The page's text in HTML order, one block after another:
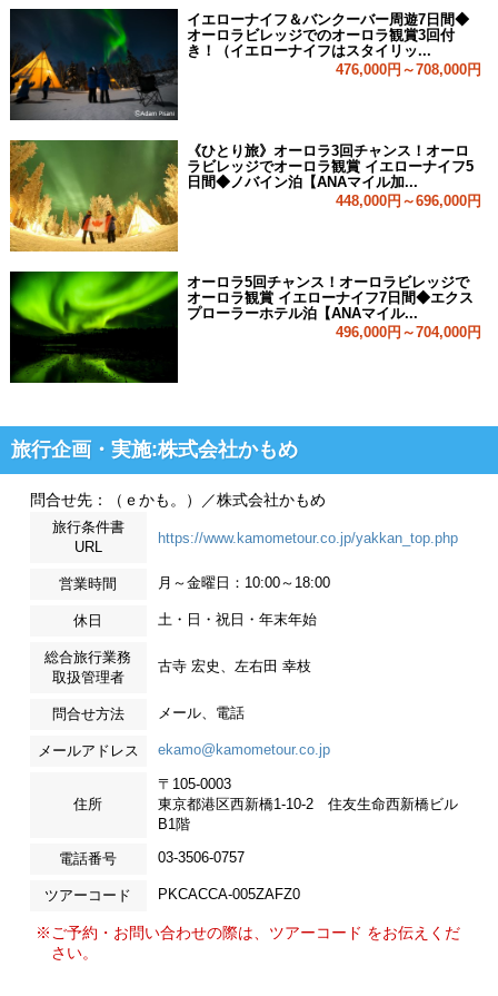
イエローナイフ＆バンクーバー周遊7日間◆
オーロラビレッジでのオーロラ観賞3回付
き！（イエローナイフはスタイリッ...
476,000円～708,000円
《ひとり旅》オーロラ3回チャンス！オーロ
ラビレッジでオーロラ観賞 イエローナイフ5
日間◆ノバイン泊【ANAマイル加...
448,000円～696,000円
オーロラ5回チャンス！オーロラビレッジで
オーロラ観賞 イエローナイフ7日間◆エクス
プローラーホテル泊【ANAマイル...
496,000円～704,000円
旅行企画・実施:株式会社かもめ
問合せ先：（ｅかも。）／株式会社かもめ
旅行条件書
URL
https://www.kamometour.co.jp/yakkan_top.php
営業時間 月～金曜日：10:00～18:00
休日 土・日・祝日・年末年始
総合旅行業務
取扱管理者
古寺 宏史、左右田 幸枝
問合せ方法 メール、電話
メールアドレス ekamo@kamometour.co.jp
住所
〒105-0003
東京都港区西新橋1-10-2 住友生命西新橋ビル
B1階
電話番号 03-3506-0757
ツアーコード PKCACCA-005ZAFZ0
※ご予約・お問い合わせの際は、ツアーコード をお伝えくだ
さい。